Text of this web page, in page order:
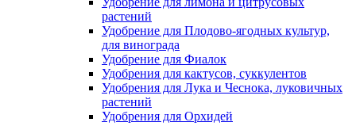
растений
Удобрение для Плодово-ягодных культур,
для винограда
Удобрение для Фиалок
Удобрения для кактусов, суккулентов
Удобрения для Лука и Чеснока, луковичных
растений
Удобрения для Орхидей